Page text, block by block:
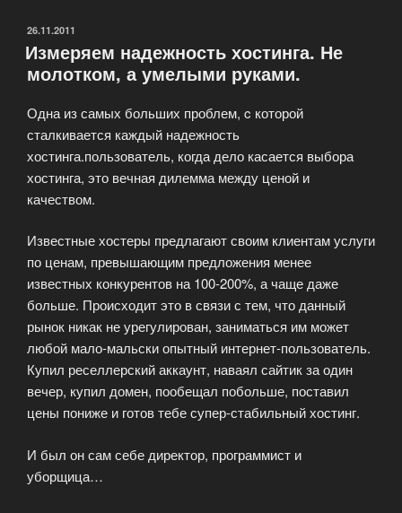
ОПУБЛИКОВАНО
26.11.2011
Измеряем надежность хостинга. Не
молотком, а умелыми руками.
Одна из самых больших проблем, c которой
сталкивается каждый надежность
хостинга.пользователь, когда дело касается выбора
хостинга, это вечная дилемма между ценой и
качеством.
Известные хостеры предлагают своим клиентам услуги
по ценам, превышающим предложения менее
известных конкурентов на 100-200%, а чаще даже
больше. Происходит это в связи с тем, что данный
рынок никак не урегулирован, заниматься им может
любой мало-мальски опытный интернет-пользователь.
Купил реселлерский аккаунт, наваял сайтик за один
вечер, купил домен, пообещал побольше, поставил
цены пониже и готов тебе супер-стабильный хостинг.
И был он сам себе директор, программист и
уборщица…